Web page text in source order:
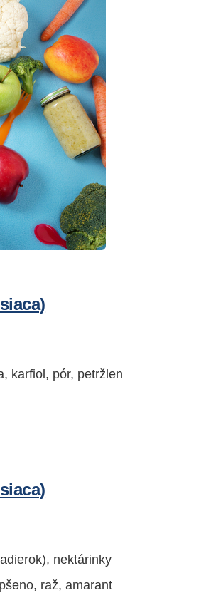
karfiol, pór, petržlen
nektárinky
raž, amarant